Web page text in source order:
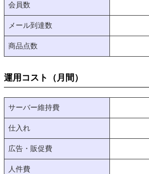
会員数
メール到達数
商品点数
運用コスト（月間）
サーバー維持費
仕入れ
広告・販促費
人件費